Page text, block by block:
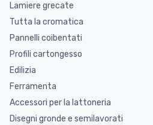
Lamiere grecate
Tutta la cromatica
Pannelli coibentati
Profili cartongesso
Edilizia
Ferramenta
Accessori per la lattoneria
Disegni gronde e semilavorati